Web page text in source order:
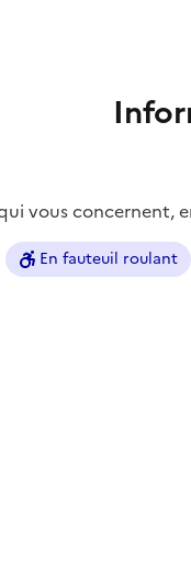
vous concernent,
En fauteuil roulant